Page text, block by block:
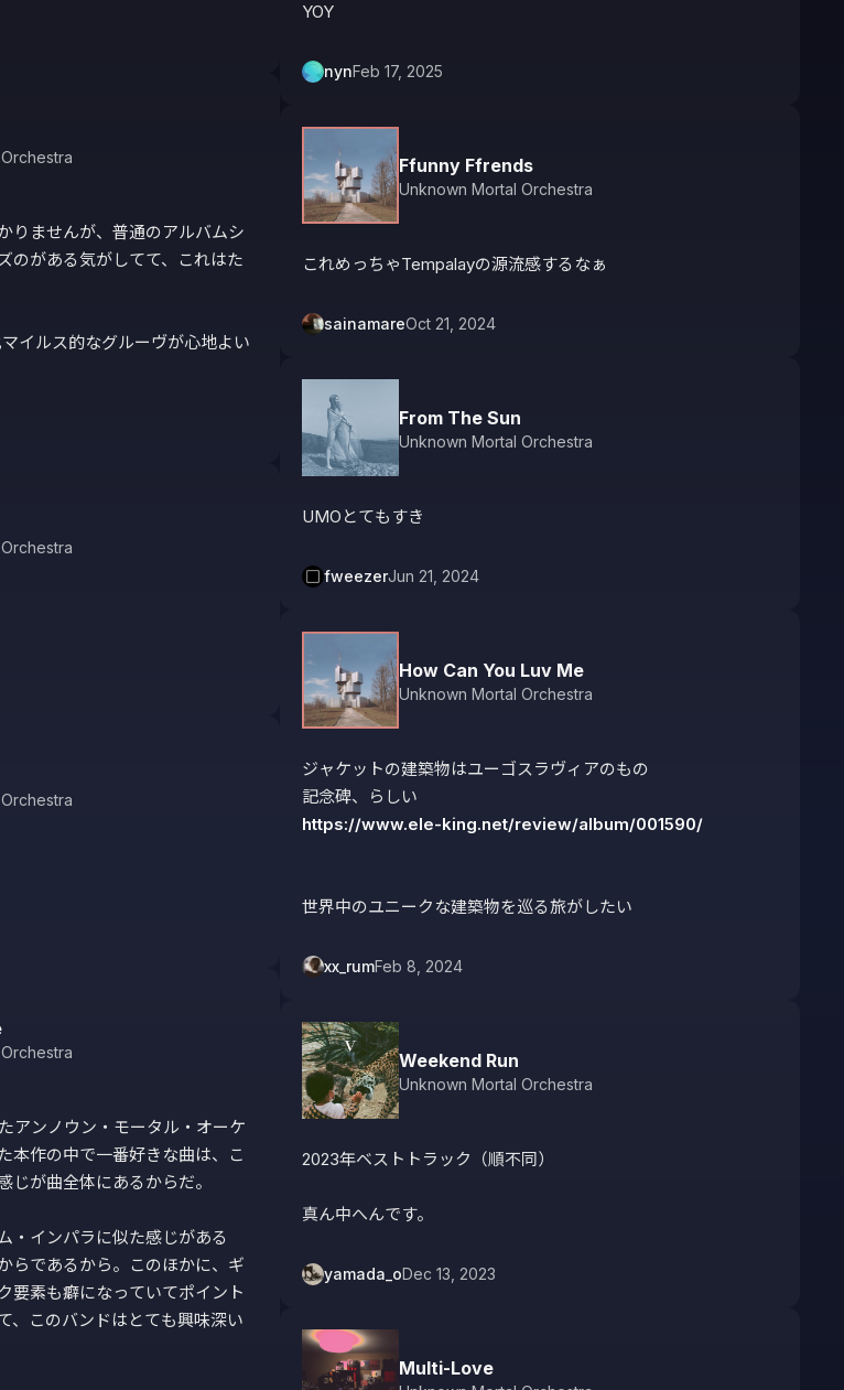
りませんが、普通のアルバムシ
のがある気がしてて、これはた
イルス的なグルーヴが心地よい
アンノウン・モータル・オーケ
本作の中で一番好きな曲は、こ
じが曲全体にあるからだ。
・インパラに似た感じがある
らであるから。このほかに、ギ
要素も癖になっていてポイント
、このバンドはとても興味深い
YOY
nynFeb 17, 2025
Ffunny Ffrends
Unknown Mortal Orchestra
これめっちゃTempalayの源流感するなぁ
sainamareOct 21, 2024
From The Sun
Unknown Mortal Orchestra
UMOとてもすき
fweezerJun 21, 2024
How Can You Luv Me
Unknown Mortal Orchestra
ジャケットの建築物はユーゴスラヴィアのもの
https://www.ele-king.net/review/album/001590/
世界中のユニークな建築物を巡る旅がしたい
xx_rumFeb 8, 2024
Weekend Run
Unknown Mortal Orchestra
2023年ベストトラック（順不同）
真ん中へんです。
yamada_oDec 13, 2023
Multi-Love